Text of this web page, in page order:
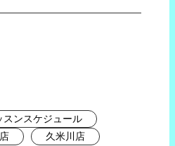
スンスケジュール
久米川店